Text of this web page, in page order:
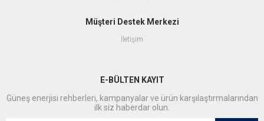
Müşteri Destek Merkezi
İletişim
E-BÜLTEN KAYIT
Güneş enerjisi rehberleri, kampanyalar ve ürün karşılaştırmalarından
ilk siz haberdar olun.